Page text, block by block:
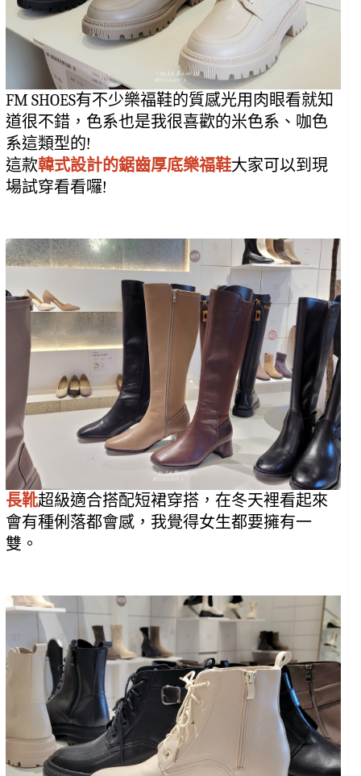
FM SHOES有不少樂福鞋的質感光用肉眼看就知
道很不錯，色系也是我很喜歡的米色系、咖色
系這類型的!
這款韓式設計的鋸齒厚底樂福鞋大家可以到現
場試穿看看囉!
長靴超級適合搭配短裙穿搭，在冬天裡看起來
會有種俐落都會感，我覺得女生都要擁有一
雙。